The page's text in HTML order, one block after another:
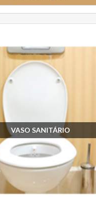
VASO SANITÁRIO